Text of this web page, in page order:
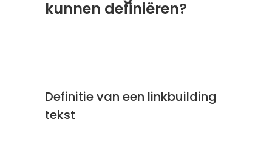
kunnen definiëren?
Definitie van een linkbuilding
tekst